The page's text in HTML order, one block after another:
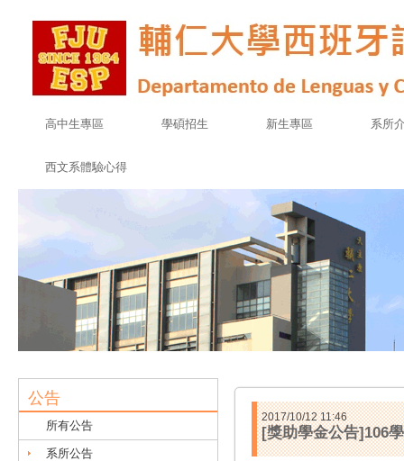
高中生專區 學碩招生 新生專區 系所
西文系體驗心得
公告
所有公告
系所公告
2017/10/12 11:46
[獎助學金公告]106